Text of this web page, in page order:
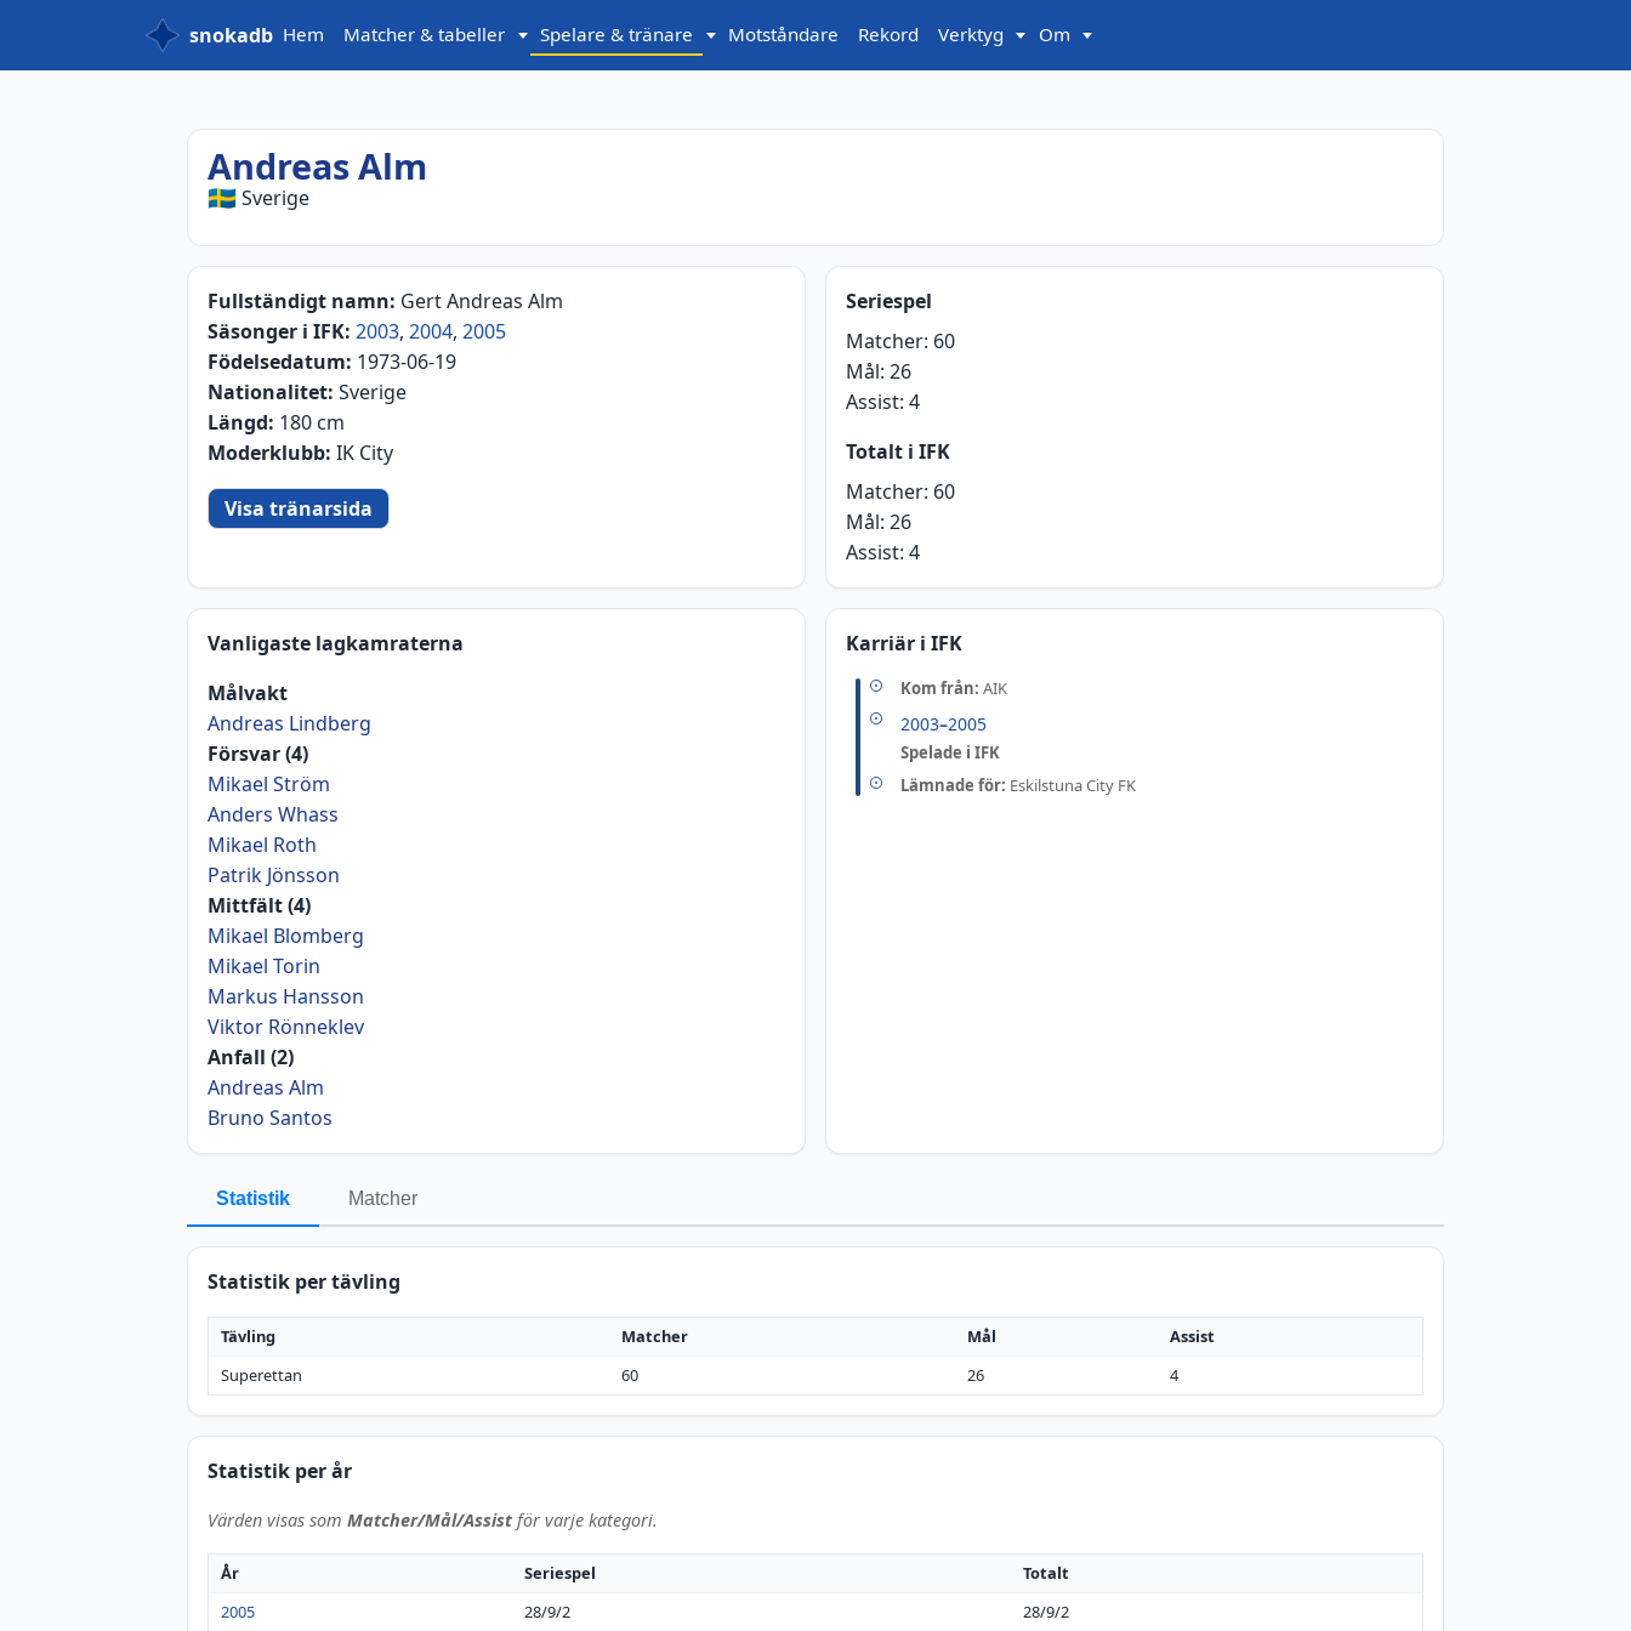
snokadb Hem Matcher & tabeller Spelare & tränare Motståndare Rekord Verktyg Om
Andreas Alm
🇸🇪Sverige
Fullständigt namn: Gert Andreas Alm
Säsonger i IFK: 2003, 2004, 2005
Födelsedatum: 1973-06-19
Nationalitet: Sverige
Längd: 180 cm
Moderklubb: IK City
Visa tränarsida
Seriespel
Matcher: 60
Mål: 26
Assist: 4
Totalt i IFK
Matcher: 60
Mål: 26
Assist: 4
Vanligaste lagkamraterna
Målvakt
Andreas Lindberg
Försvar (4)
Mikael Ström
Anders Whass
Mikael Roth
Patrik Jönsson
Mittfält (4)
Mikael Blomberg
Mikael Torin
Markus Hansson
Viktor Rönneklev
Anfall (2)
Andreas Alm
Bruno Santos
Karriär i IFK
Kom från: AIK
2003–2005
Spelade i IFK
Lämnade för: Eskilstuna City FK
Statistik Matcher
Statistik per tävling
Tävling Matcher Mål
Assist
Superettan
60 26 4
Statistik per år
Värden visas som Matcher/Mål/Assist för varje kategori.
År Seriespel
Totalt
2005
28/9/2
28/9/2